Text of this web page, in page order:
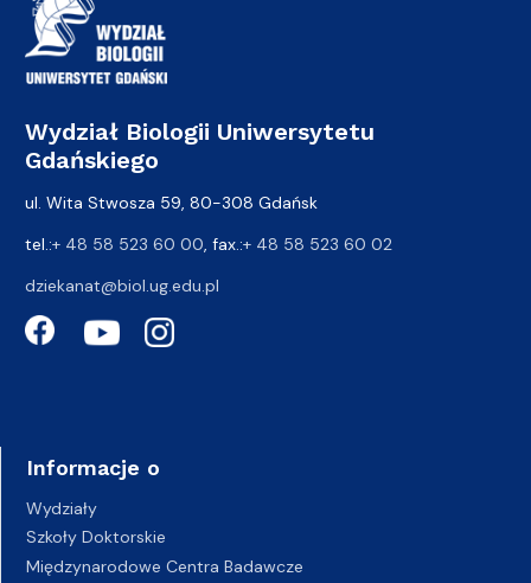
Wydział Biologii Uniwersytetu
Gdańskiego
ul. Wita Stwosza 59, 80-308 Gdańsk
tel.:+ 48 58 523 60 00, fax.:+ 48 58 523 60 02
dziekanat@biol.ug.edu.pl
Informacje o
Wydziały
Szkoły Doktorskie
Międzynarodowe Centra Badawcze